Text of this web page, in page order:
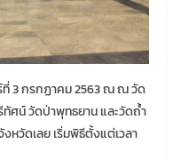
ที่ 3 กรกฏาคม 2563 ณ ณ วัด
ศน์ วัดป่าพุทธยาน และวัดถ้ำ
หวัดเลย เริ่มพิธีตั้งแต่เวลา